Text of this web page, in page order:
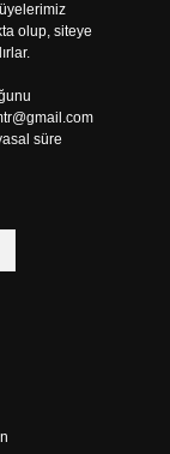
olup, siteye
süre